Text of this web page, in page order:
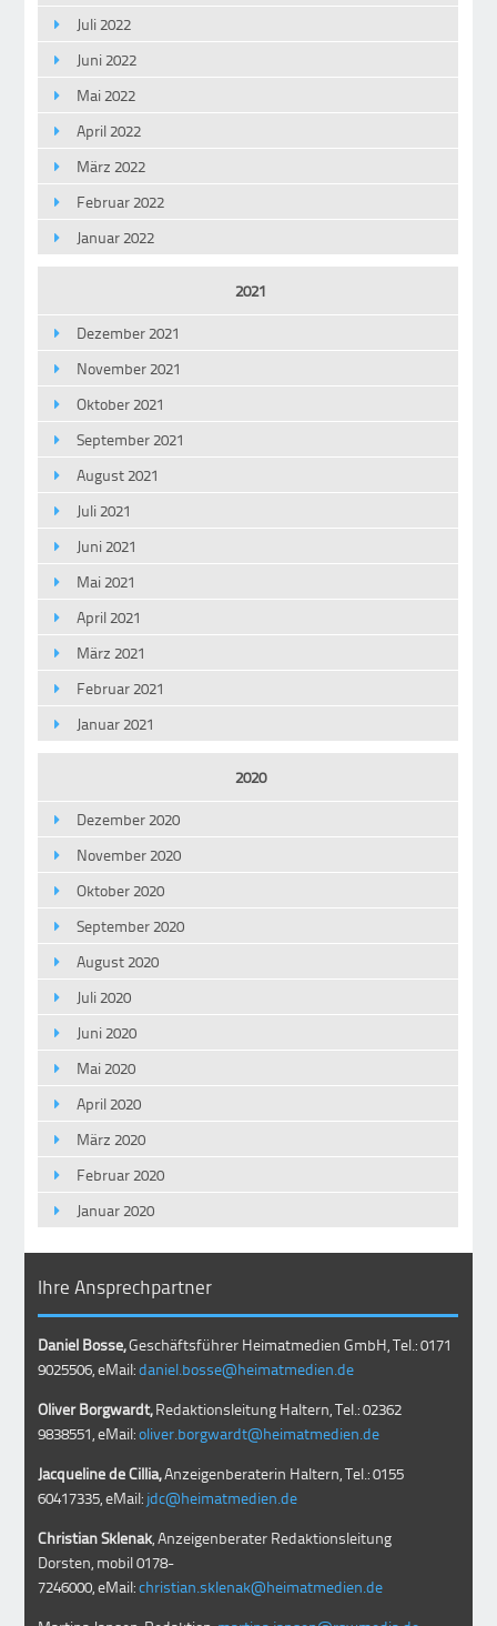
Juli 2022
Juni 2022
Mai 2022
April 2022
März 2022
Februar 2022
Januar 2022
2021
Dezember 2021
November 2021
Oktober 2021
September 2021
August 2021
Juli 2021
Juni 2021
Mai 2021
April 2021
März 2021
Februar 2021
Januar 2021
2020
Dezember 2020
November 2020
Oktober 2020
September 2020
August 2020
Juli 2020
Juni 2020
Mai 2020
April 2020
März 2020
Februar 2020
Januar 2020
Ihre Ansprechpartner
Daniel Bosse,Geschäftsführer Heimatmedien GmbH, Tel.: 0171
9025506, eMail:daniel.bosse@heimatmedien.de
Oliver Borgwardt,Redaktionsleitung Haltern, Tel.: 02362
9838551, eMail:oliver.borgwardt@heimatmedien.de
Jacqueline de Cillia,Anzeigenberaterin Haltern, Tel.: 0155
60417335, eMail: jdc@heimatmedien.de
Christian Sklenak , Anzeigenberater Redaktionsleitung
Dorsten, mobil0178-
7246000 , eMail:christian.sklenak@heimatmedien.de